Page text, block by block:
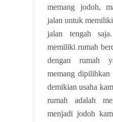
memang jodoh,
jalan untuk
jalan tengah
memiliki rumah
dengan rumah
memang
demikian usaha
rumah adalah
menjadi jodoh